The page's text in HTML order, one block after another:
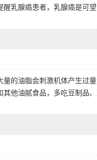
乳腺癌患者，乳腺癌是可
的油脂会刺激机体产生过
他油腻食品，多吃豆制品